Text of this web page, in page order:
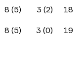
8 (5) 3 (2) 18
8 (5) 3 (0) 19